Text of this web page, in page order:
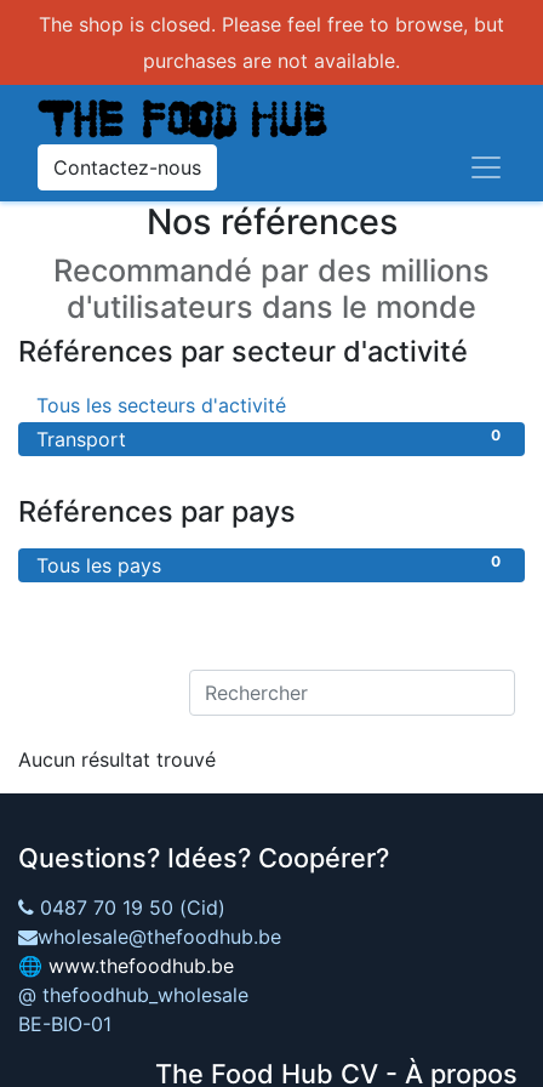
The shop is closed. Please feel free to browse, but
purchases are not available.
Contactez-nous
Nos références
Recommandé par des millions
d'utilisateurs dans le monde
Références par secteur d'activité
Tous les secteurs d'activité
0
Transport
Références par pays
0
Tous les pays
Aucun résultat trouvé
Questions? Idées? Coopérer?
0487 70 19 50 (Cid)
wholesale@thefoodhub.be
🌐 www.thefoodhub.be
@ thefoodhub_wholesale
BE-BIO-01
The Food Hub CV - À propos